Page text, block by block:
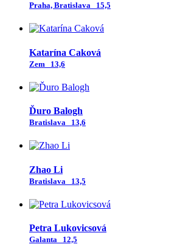
Praha, Bratislava 15,5
Katarína Caková
Zem 13,6
Ďuro Balogh
Bratislava 13,6
Zhao Li
Bratislava 13,5
Petra Lukovicsová
Galanta 12,5